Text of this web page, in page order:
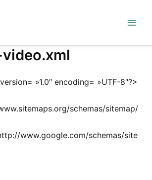
»1.0″ encoding= »UTF-8″?>
schemas/sitemap/
www.google.com/schemas/site